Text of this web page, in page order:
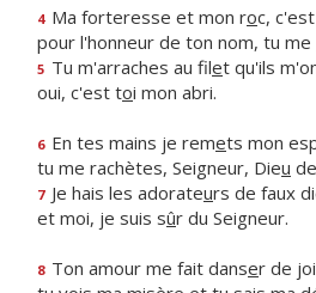
4 Ma forteresse et mon roc,
pour l'honneur de ton nom, tu me
5 Tu m'arraches au filet qu'ils
oui, c'est toi mon abri.
6 En tes mains je remets mon
tu me rachètes, Seigneur, Dieu
7 Je hais les adorateurs de faux
et moi, je suis sûr du Seigneur.
8 Ton amour me fait danser de